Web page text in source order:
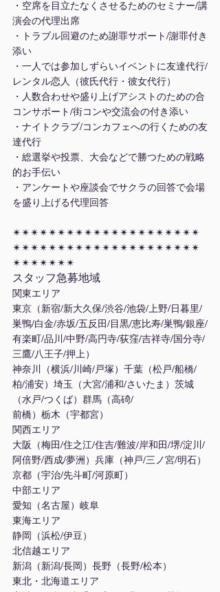
・空席を目立たなくさせるためのセミナー/講
演会の代理出席
・トラブル回避のため謝罪サポート/謝罪付き
添い
・一人では参加しずらいイベントに友達代行/
レンタル恋人（彼氏代行・彼女代行）
・人数合わせや盛り上げアシストのための合
コンサポート/街コンや交流会の付き添い
・ナイトクラブ/コンカフェへの行くための友
達代行
・総選挙や投票、大会などで勝つための戦略
的お手伝い
・アンケートや座談会でサクラの回答で会場
を盛り上げる代理回答
✴︎✴︎✴︎✴︎✴︎✴︎✴︎✴︎✴︎✴︎✴︎✴︎✴︎✴︎✴︎✴︎✴︎✴︎✴︎✴︎✴︎
✴︎✴︎✴︎✴︎✴︎✴︎✴︎✴︎✴︎✴︎✴︎✴︎✴︎✴︎✴︎✴︎✴︎✴︎✴︎✴︎✴︎
✴︎✴︎✴︎✴︎✴︎✴︎✴︎
スタッフ急募地域
関東エリア
東京（新宿/新大久保/渋谷/池袋/上野/日暮里/
巣鴨/白金/赤坂/五反田/目黒/恵比寿/巣鴨/銀座/
有楽町/品川/中野/高円寺/荻窪/吉祥寺/国分寺/
三鷹/八王子/押上）
神奈川（横浜/川崎/戸塚）千葉（松戸/船橋/
柏/浦安）埼玉（大宮/浦和/さいたま）茨城
（水戸/つくば）群馬（高碕/
前橋）栃木（宇都宮）
関西エリア
大阪（梅田/住之江/住吉/難波/岸和田/堺/淀川/
阿倍野/西成/夢洲）兵庫（神戸/三ノ宮/明石）
京都（宇治/先斗町/河原町）
中部エリア
愛知（名古屋）岐阜
東海エリア
静岡（浜松/伊豆）
北信越エリア
新潟（新潟/長岡）長野（長野/松本）
東北・北海道エリア